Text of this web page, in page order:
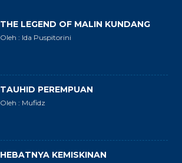
THE LEGEND OF MALIN KUNDANG
Oleh : Ida Puspitorini
TAUHID PEREMPUAN
Oleh : Mufidz
HEBATNYA KEMISKINAN